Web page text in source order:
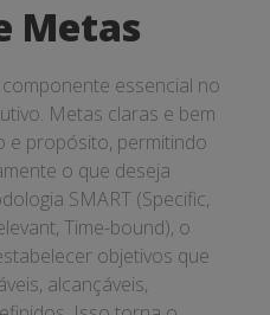
Metas
essencial no
Metas claras e bem
e propósito, permitindo
o que deseja
SMART (Specific,
Time-bound), o
objetivos que
alcançáveis,